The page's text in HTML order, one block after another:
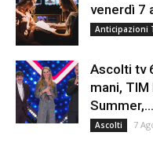
venerdì 7
Anticipazioni
Ascolti tv
mani, TIM
Summer,...
Ascolti 7